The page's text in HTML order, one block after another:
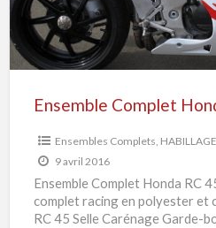
Ensemble Complet
Ensembles Complets,
9 avril 2016
Ensemble Complet Honda RC
complet racing en polyester et
RC 45 Selle Carénage Garde-